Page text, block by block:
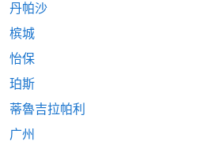
丹帕沙
槟城
怡保
珀斯
蒂魯吉拉帕利
广州